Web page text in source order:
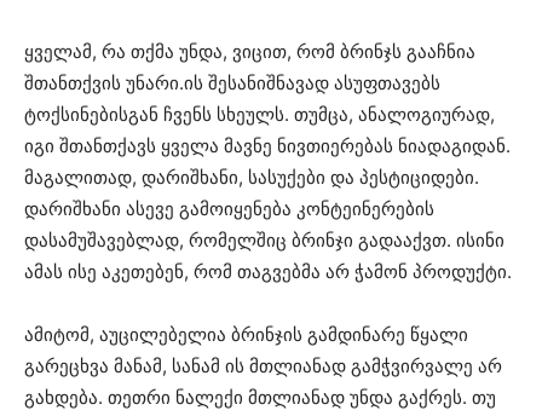
ყველამ, რა თქმა უნდა, ვიცით, რომ ბრინჯს გააჩნია
შთანთქვის უნარი.ის შესანიშნავად ასუფთავებს
ტოქსინებისგან ჩვენს სხეულს. თუმცა, ანალოგიურად,
იგი შთანთქავს ყველა მავნე ნივთიერებას ნიადაგიდან.
მაგალითად, დარიშხანი, სასუქები და პესტიციდები.
დარიშხანი ასევე გამოიყენება კონტეინერების
დასამუშავებლად, რომელშიც ბრინჯი გადააქვთ. ისინი
ამას ისე აკეთებენ, რომ თაგვებმა არ ჭამონ პროდუქტი.
ამიტომ, აუცილებელია ბრინჯის გამდინარე წყალი
გარეცხვა მანამ, სანამ ის მთლიანად გამჭვირვალე არ
გახდება. თეთრი ნალექი მთლიანად უნდა გაქრეს. თუ